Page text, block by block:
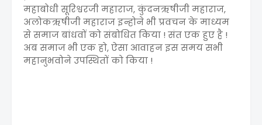
महाबोधी सूरिश्वरजी महाराज, कुंदनऋषीजी महाराज,
अलोकऋषीजी महाराज इन्होने भी प्रवचन के माध्यम
से समाज बांधवों को संबोधित किया ! संत एक हुए है !
अब समाज भी एक हो, ऐसा आवाहन इस समय सभी
महानुभवोने उपस्थितों को किया !